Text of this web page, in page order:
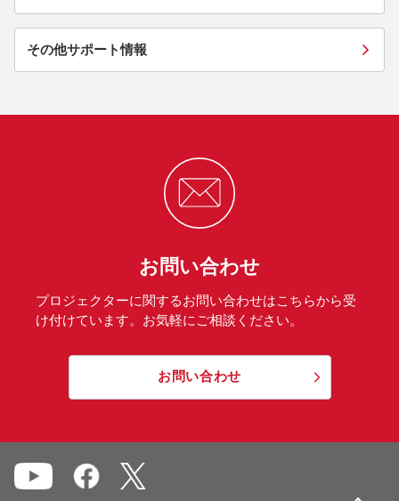
その他サポート情報
お問い合わせ
プロジェクターに関するお問い合わせはこちらから受
け付けています。お気軽にご相談ください。
お問い合わせ